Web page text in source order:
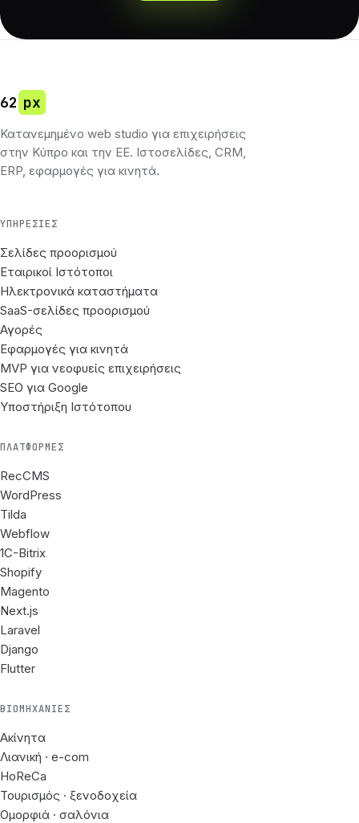
62 px
Κατανεμημένο web studio για επιχειρήσεις
στην Κύπρο και την ΕΕ. Ιστοσελίδες, CRM,
ERP, εφαρμογές για κινητά.
ΥΠΗΡΕΣΊΕΣ
Σελίδες προορισμού
Εταιρικοί Ιστότοποι
Ηλεκτρονικά καταστήματα
SaaS-σελίδες προορισμού
Αγορές
Εφαρμογές για κινητά
MVP για νεοφυείς επιχειρήσεις
SEO για Google
Υποστήριξη Ιστότοπου
ΠΛΑΤΦΌΡΜΕΣ
RecCMS
WordPress
Tilda
Webflow
1C-Bitrix
Shopify
Magento
Next.js
Laravel
Django
Flutter
ΒΙΟΜΗΧΑΝΊΕΣ
Ακίνητα
Λιανική · e-com
HoReCa
Τουρισμός · ξενοδοχεία
Ομορφιά · σαλόνια